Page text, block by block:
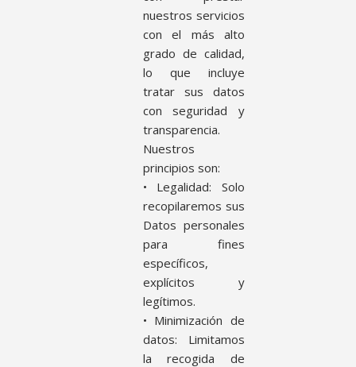
nuestros servicios
con el más alto
grado de calidad,
lo que incluye
tratar sus datos
con seguridad y
transparencia.
Nuestros
principios son:
• Legalidad: Solo
recopilaremos sus
Datos personales
para fines
específicos,
explícitos y
legítimos.
• Minimización de
datos: Limitamos
la recogida de